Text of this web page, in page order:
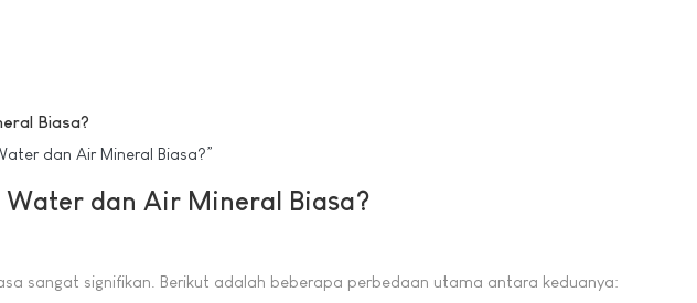
Biasa?
dan Air Mineral Biasa?”
dan Air Mineral Biasa?
sangat signifikan. Berikut adalah beberapa perbedaan utama antara keduanya: